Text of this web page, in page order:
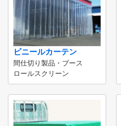
ビニールカーテン
間仕切り製品・ブース
ロールスクリーン